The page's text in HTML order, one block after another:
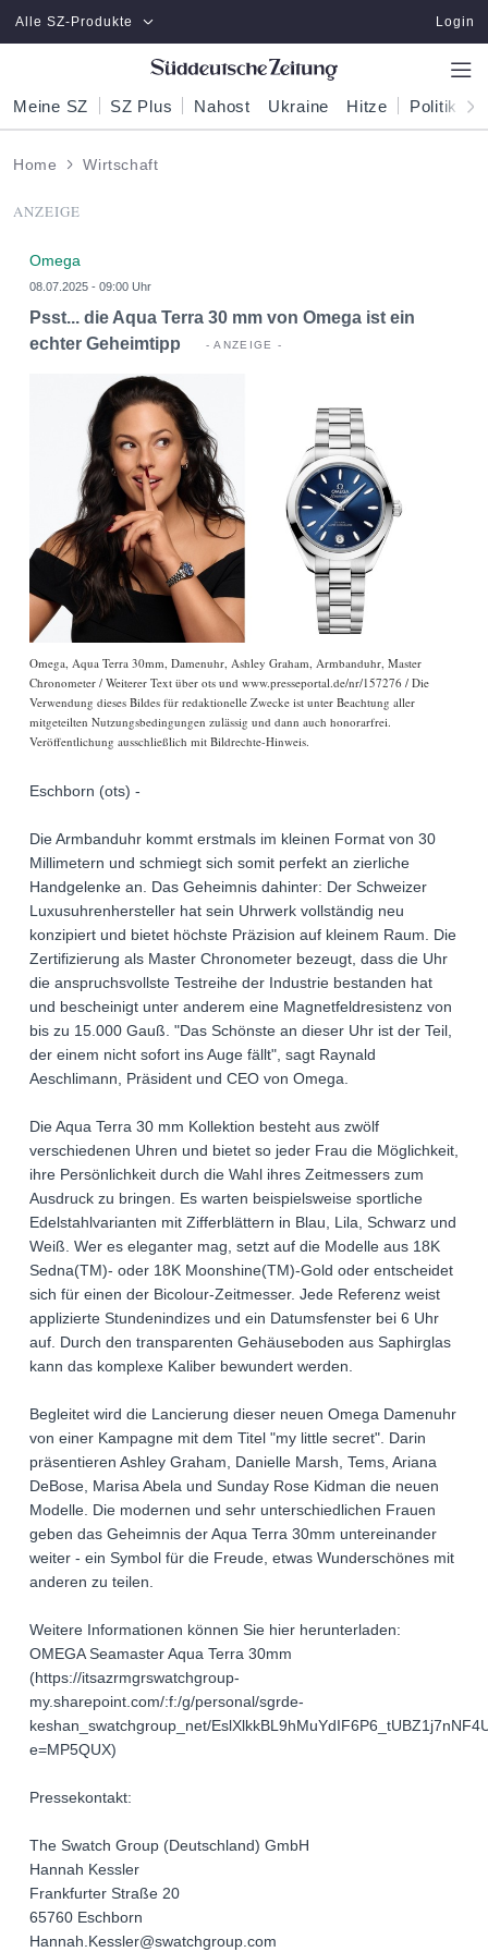
Zum Hauptinhalt springen
Alle SZ-Produkte Login
Meine SZ SZ Plus Nahost Ukraine Hitze Politik
Home Wirtschaft
ANZEIGE
Omega
08.07.2025 - 09:00 Uhr
Psst... die Aqua Terra 30 mm von Omega ist ein
echter Geheimtipp
Omega, Aqua Terra 30mm, Damenuhr, Ashley Graham, Armbanduhr, Master
Chronometer / Weiterer Text über ots und www.presseportal.de/nr/157276 / Die
Verwendung dieses Bildes für redaktionelle Zwecke ist unter Beachtung aller
mitgeteilten Nutzungsbedingungen zulässig und dann auch honorarfrei.
Veröffentlichung ausschließlich mit Bildrechte-Hinweis.
Eschborn (ots) -
Die Armbanduhr kommt erstmals im kleinen Format von 30
Millimetern und schmiegt sich somit perfekt an zierliche
Handgelenke an. Das Geheimnis dahinter: Der Schweizer
Luxusuhrenhersteller hat sein Uhrwerk vollständig neu
konzipiert und bietet höchste Präzision auf kleinem Raum. Die
Zertifizierung als Master Chronometer bezeugt, dass die Uhr
die anspruchsvollste Testreihe der Industrie bestanden hat
und bescheinigt unter anderem eine Magnetfeldresistenz von
bis zu 15.000 Gauß. "Das Schönste an dieser Uhr ist der Teil,
der einem nicht sofort ins Auge fällt", sagt Raynald
Aeschlimann, Präsident und CEO von Omega.
Die Aqua Terra 30 mm Kollektion besteht aus zwölf
verschiedenen Uhren und bietet so jeder Frau die Möglichkeit,
ihre Persönlichkeit durch die Wahl ihres Zeitmessers zum
Ausdruck zu bringen. Es warten beispielsweise sportliche
Edelstahlvarianten mit Zifferblättern in Blau, Lila, Schwarz und
Weiß. Wer es eleganter mag, setzt auf die Modelle aus 18K
Sedna(TM)- oder 18K Moonshine(TM)-Gold oder entscheidet
sich für einen der Bicolour-Zeitmesser. Jede Referenz weist
applizierte Stundenindizes und ein Datumsfenster bei 6 Uhr
auf. Durch den transparenten Gehäuseboden aus Saphirglas
kann das komplexe Kaliber bewundert werden.
Begleitet wird die Lancierung dieser neuen Omega Damenuhr
von einer Kampagne mit dem Titel "my little secret". Darin
präsentieren Ashley Graham, Danielle Marsh, Tems, Ariana
DeBose, Marisa Abela und Sunday Rose Kidman die neuen
Modelle. Die modernen und sehr unterschiedlichen Frauen
geben das Geheimnis der Aqua Terra 30mm untereinander
weiter - ein Symbol für die Freude, etwas Wunderschönes mit
anderen zu teilen.
Weitere Informationen können Sie hier herunterladen:
OMEGA Seamaster Aqua Terra 30mm
(https://itsazrmgrswatchgroup-
my.sharepoint.com/:f:/g/personal/sgrde-
keshan_swatchgroup_net/
e=MP5QUX)
Pressekontakt:
The Swatch Group (Deutschland) GmbH
Hannah Kessler
Frankfurter Straße 20
65760 Eschborn
Hannah.Kessler@swatchgroup.com